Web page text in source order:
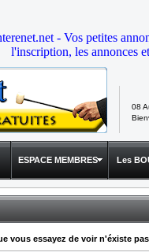
- Vos petites
l'inscription, les annonces
08
ESPACE MEMBRES Les
vous essayez de voir n'éxiste